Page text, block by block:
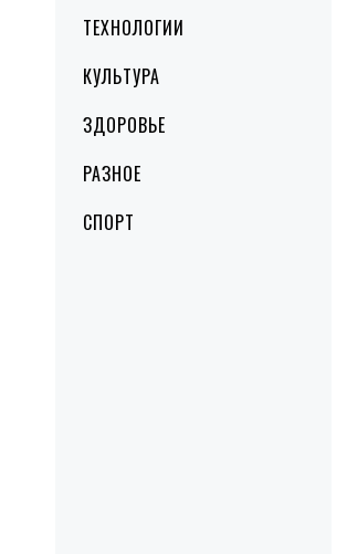
ТЕХНОЛОГИИ
КУЛЬТУРА
ЗДОРОВЬЕ
РАЗНОЕ
СПОРТ